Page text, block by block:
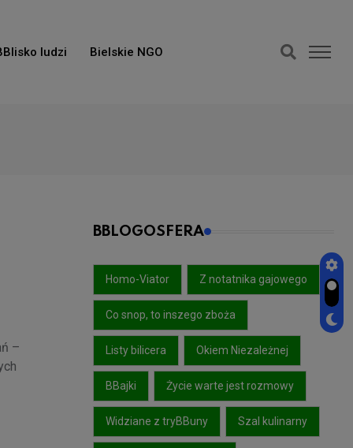
ludzi Bielskie NGO
–
BBLOGOSFERA
Homo-Viator Z notatnika gajowego
Co snop, to inszego zboża
Listy bilicera Okiem Niezależnej
BBajki Życie warte jest rozmowy
Widziane z tryBBuny Szal kulinarny